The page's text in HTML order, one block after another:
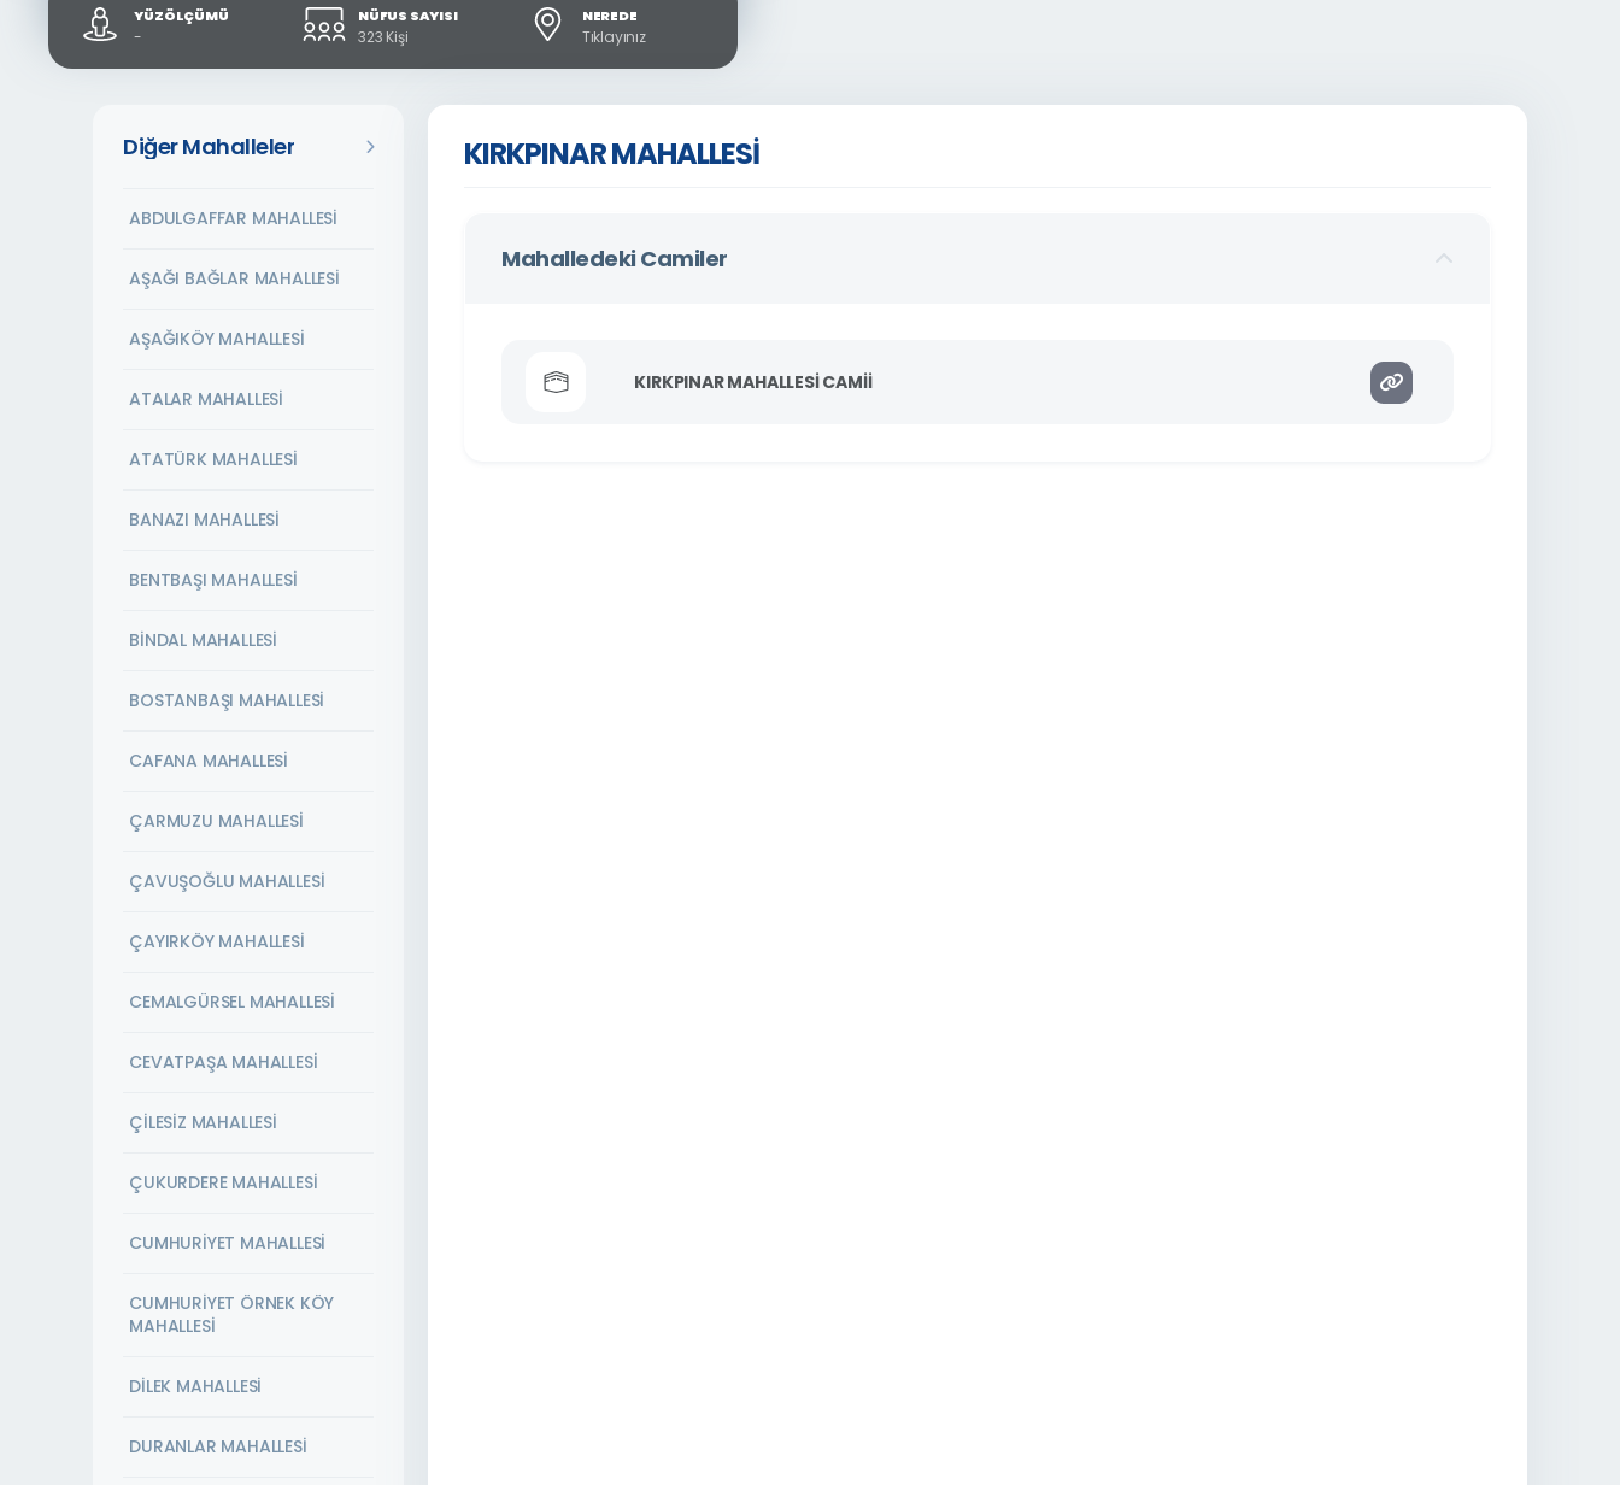
YÜZÖLÇÜMÜ
-
NÜFUS SAYISI
323 Kişi
NEREDE
Tıklayınız
Diğer Mahalleler
ABDULGAFFAR MAHALLESİ
AŞAĞI BAĞLAR MAHALLESİ
AŞAĞIKÖY MAHALLESİ
ATALAR MAHALLESİ
ATATÜRK MAHALLESİ
BANAZI MAHALLESİ
BENTBAŞI MAHALLESİ
BİNDAL MAHALLESİ
BOSTANBAŞI MAHALLESİ
CAFANA MAHALLESİ
ÇARMUZU MAHALLESİ
ÇAVUŞOĞLU MAHALLESİ
ÇAYIRKÖY MAHALLESİ
CEMALGÜRSEL MAHALLESİ
CEVATPAŞA MAHALLESİ
ÇİLESİZ MAHALLESİ
ÇUKURDERE MAHALLESİ
CUMHURİYET MAHALLESİ
CUMHURİYET ÖRNEK KÖY
MAHALLESİ
DİLEK MAHALLESİ
DURANLAR MAHALLESİ
KIRKPINAR MAHALLESİ
Mahalledeki Camiler
KIRKPINAR MAHALLESİ CAMİİ